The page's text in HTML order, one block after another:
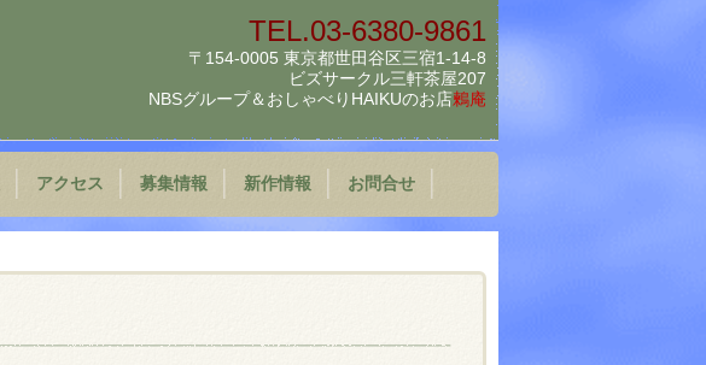
TEL.03-6380-9861
〒154-0005 東京都世田谷区三宿1-14-8
ビズサークル三軒茶屋207
NBSグループ＆ おしゃべりHAIKUのお店鶫庵
アクセス 募集情報 新作情報 お問合せ